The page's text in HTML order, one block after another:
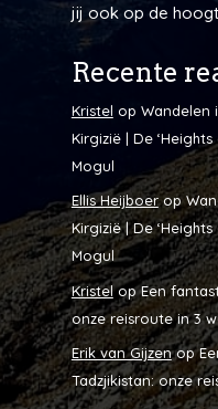
jij ook op de
Recente
Kristel op Wandelen
Kirgizië | De
Mogul
Ellis Heijboerop
Kirgizië | De
Mogul
KristelopEen
onze reisroute in 3
Erik van Gijzenop
Tadzjikistan: onze